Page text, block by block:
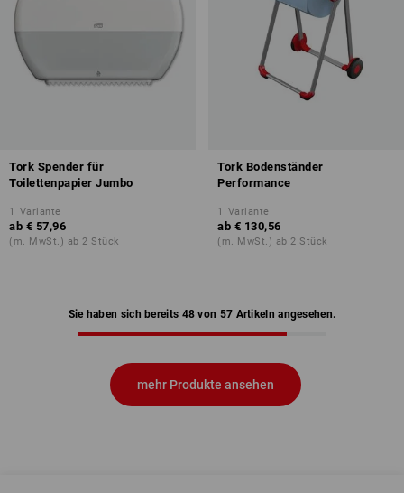
Tork Spender für
Toilettenpapier Jumbo
1 Variante
ab € 57,96
(m. MwSt.) ab 2 Stück
Tork Bodenständer
Performance
1 Variante
ab € 130,56
(m. MwSt.) ab 2 Stück
Sie haben sich bereits 48 von 57 Artikeln angesehen.
mehr Produkte ansehen